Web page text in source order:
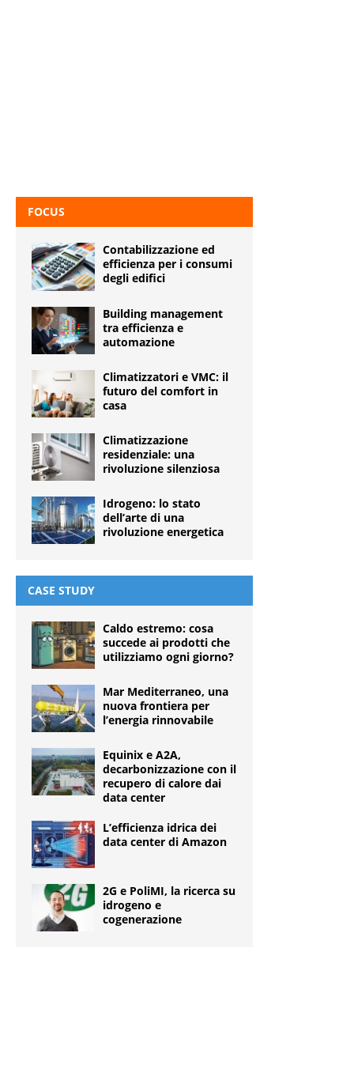
FOCUS
Contabilizzazione ed
efficienza per i consumi
degli edifici
Building management
tra efficienza e
automazione
Climatizzatori e VMC: il
futuro del comfort in
casa
Climatizzazione
residenziale: una
rivoluzione silenziosa
Idrogeno: lo stato
dell’arte di una
rivoluzione energetica
CASE STUDY
Caldo estremo: cosa
succede ai prodotti che
utilizziamo ogni giorno?
Mar Mediterraneo, una
nuova frontiera per
l’energia rinnovabile
Equinix e A2A,
decarbonizzazione con il
recupero di calore dai
data center
L’efficienza idrica dei
data center di Amazon
2G e PoliMI, la ricerca su
idrogeno e
cogenerazione